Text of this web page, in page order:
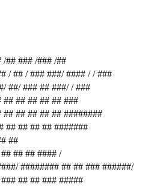
/## ### /### /##
/ ## / ### ###/ #### / / ###
##/ ### ## ###/ / ###
## ## ## ## ## ###
## ## ## ## ########
## ## ## ## #######
##
## ## #### /
######## ## ## ### ######/
## ## ### #####